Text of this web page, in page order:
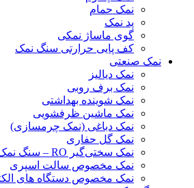
نمک حمام
پد نمک
گوی ماساژ نمکی
کف پایی حرارتی سنگ نمک
نمک صنعتی
نمک دیالیز
نمک برف روبی
نمک شوینده بهداشتی
نمک ماشین ظرفشویی
نمک دباغی (نمک چرمسازی)
نمک گل حفاری
نمک سختی‌گیر RO – سنگ نمک احیای رزین
نمک مخصوص سالت اسپری
نمک مخصوص دستگاه های